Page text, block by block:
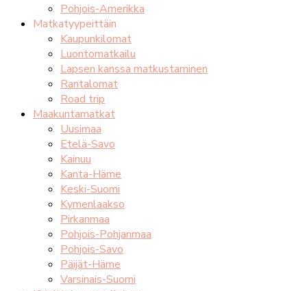
Pohjois-Amerikka
Matkatyypeittäin
Kaupunkilomat
Luontomatkailu
Lapsen kanssa matkustaminen
Rantalomat
Road trip
Maakuntamatkat
Uusimaa
Etelä-Savo
Kainuu
Kanta-Häme
Keski-Suomi
Kymenlaakso
Pirkanmaa
Pohjois-Pohjanmaa
Pohjois-Savo
Päijät-Häme
Varsinais-Suomi